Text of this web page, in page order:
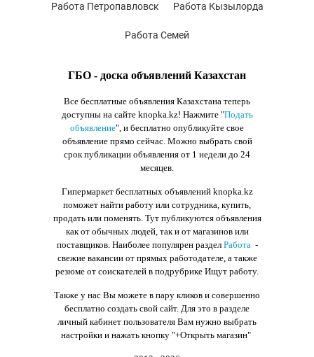
ГБО - доска объявлений Казахстан
Все бесплатные объявления Казахстана теперь
доступны на сайте knopka.kz! Нажмите "Подать
объявление", и бесплатно опубликуйте свое
объявление прямо сейчас. Можно выбрать свой
срок публикации объявления от 1 недели до 24
месяцев.
Гипермаркет бесплатных объявлений knopka.kz
поможет найти работу или сотрудника, купить,
продать или поменять. Тут публикуются объявления
как от обычных людей, так и от магазинов или
поставщиков. Наиболее популярен раздел Работа-
свежие вакансии от прямых работодателе, а также
резюме от соискателей в подрубрике Ищут работу.
Также у нас Вы можете в пару кликов и совершенно
бесплатно создать свой сайт. Для это в разделе
личный кабинет пользователя Вам нужно выбрать
настройки и нажать кнопку "+Открыть магазин"
Работа Петропавловск Работа Кызылорда
Работа Семей